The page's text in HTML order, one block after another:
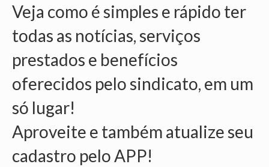
Veja como é simples e rápido ter
todas as notícias, serviços
prestados e benefícios
oferecidos pelo sindicato, em um
só lugar!
Aproveite e também atualize seu
cadastro pelo APP!